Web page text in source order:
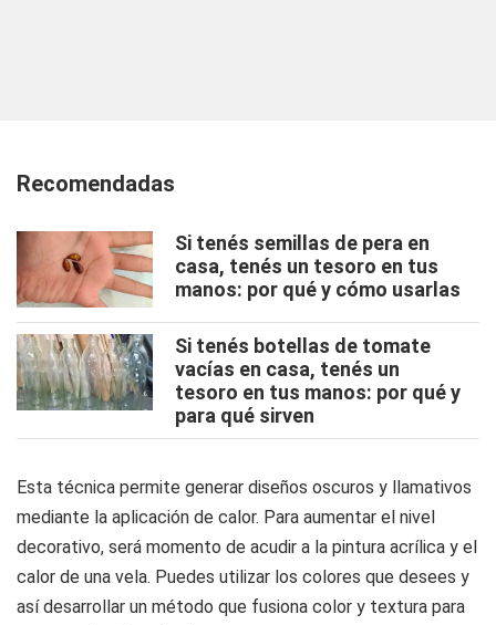
Recomendadas
Si tenés semillas de pera en
casa, tenés un tesoro en tus
manos: por qué y cómo usarlas
Si tenés botellas de tomate
vacías en casa, tenés un
tesoro en tus manos: por qué y
para qué sirven
Esta técnica permite generar diseños oscuros y llamativos
mediante la aplicación de calor. Para aumentar el nivel
decorativo, será momento de acudir a la pintura acrílica y el
calor de una vela. Puedes utilizar los colores que desees y
así desarrollar un método que fusiona color y textura para